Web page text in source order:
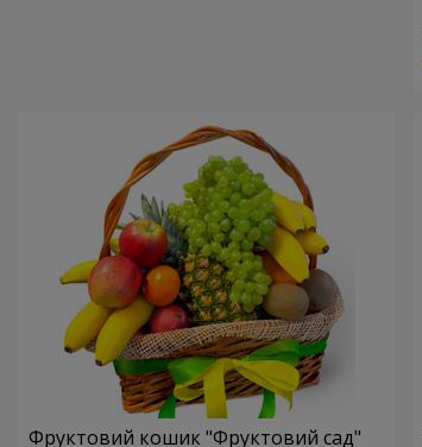
Фруктовий кошик "Фруктовий сад"